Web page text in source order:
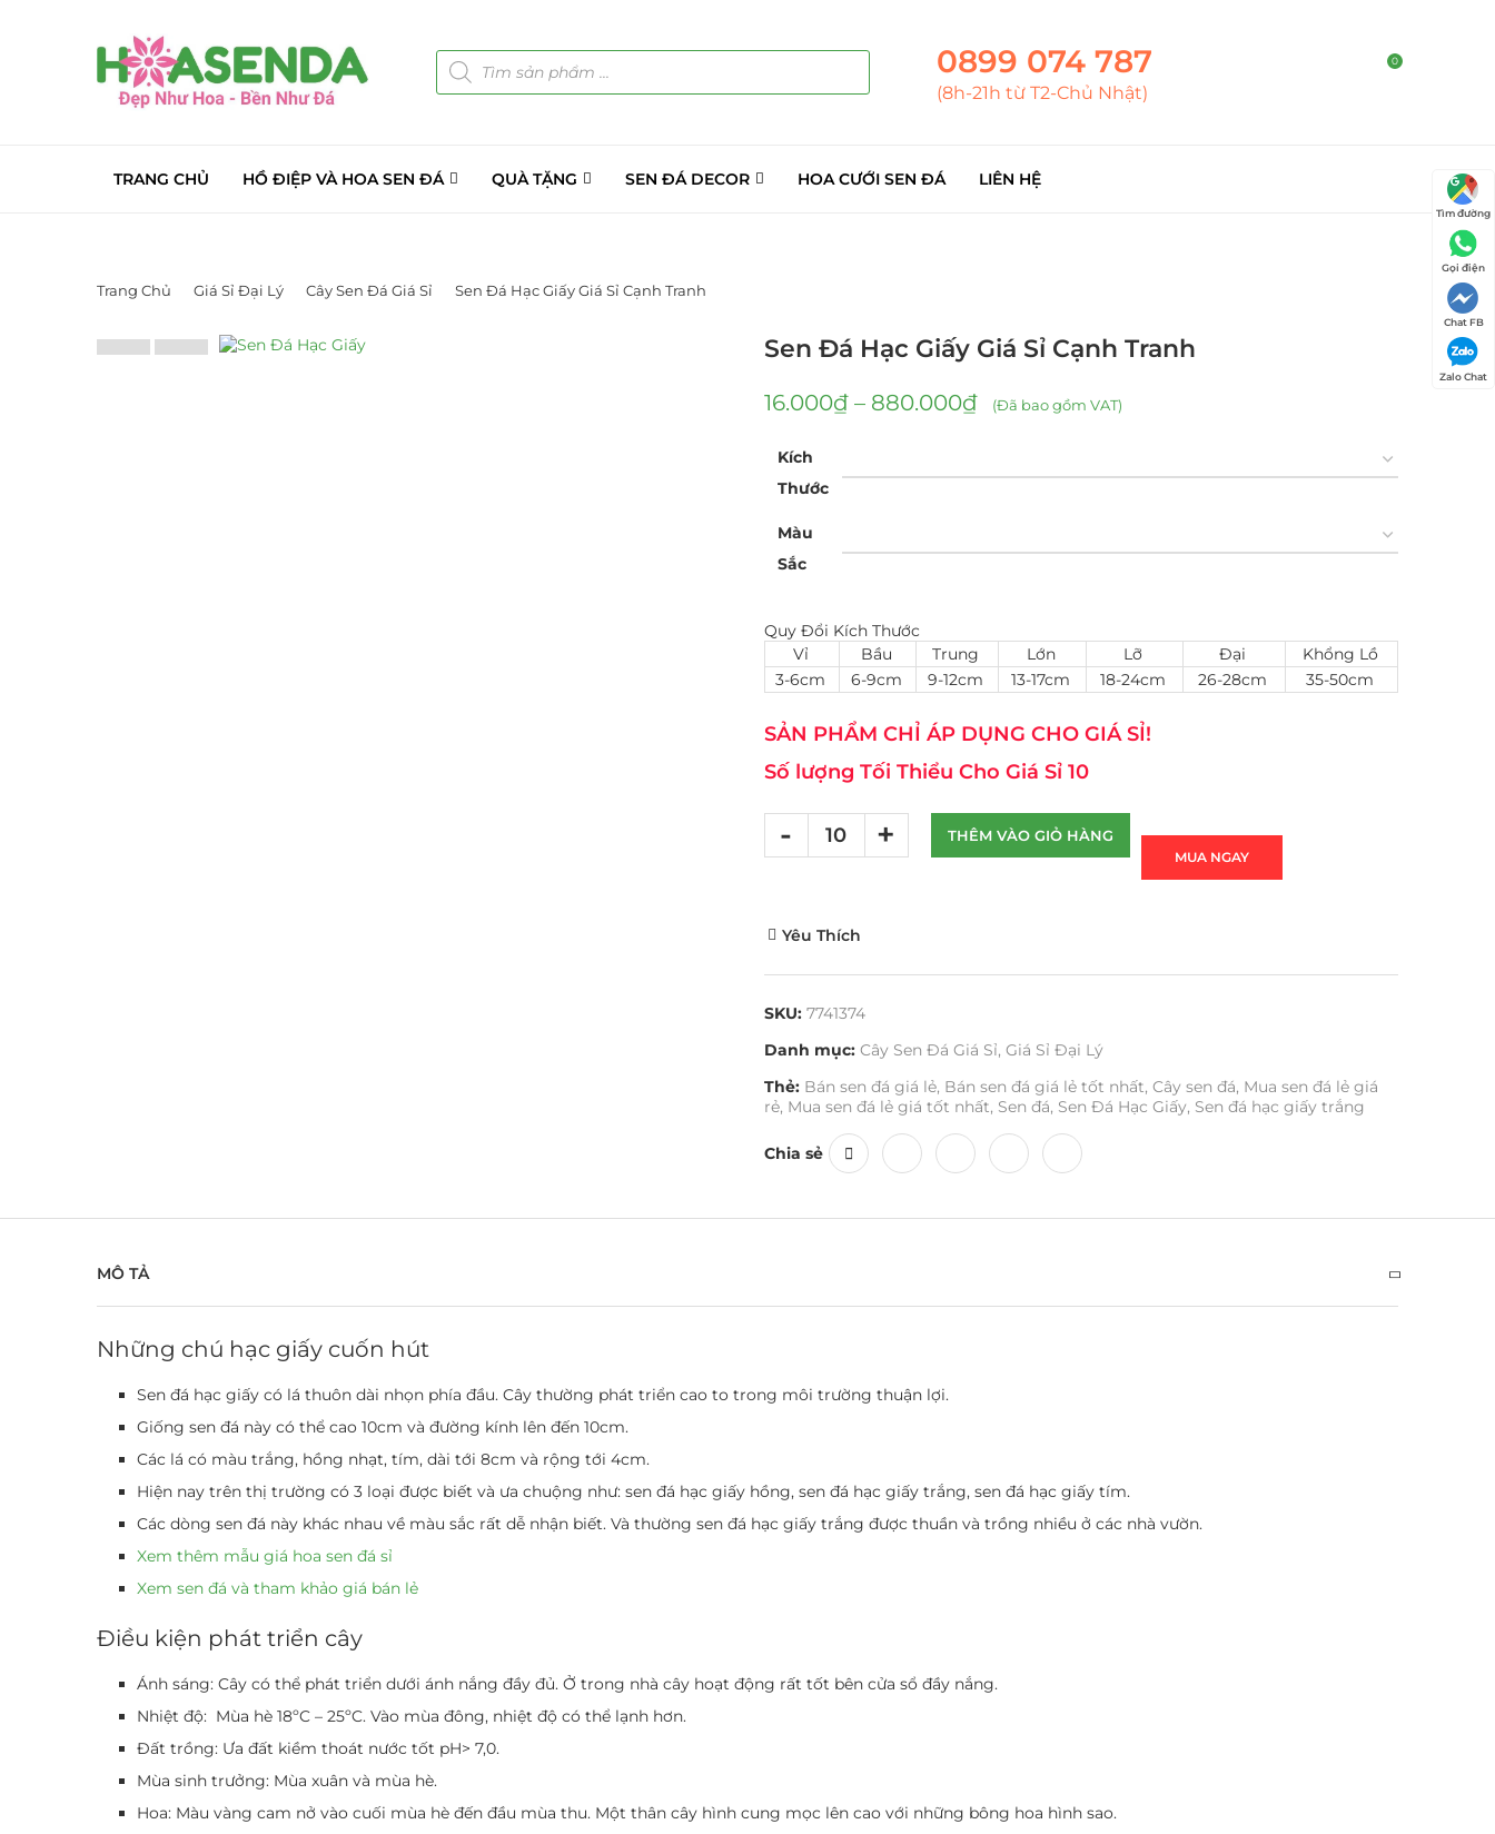
0899 074 787
(8h-21h từ T2-Chủ Nhật)
0
TRANG CHỦ HỒ ĐIỆP VÀ HOA SEN ĐÁ QUÀ TẶNG SEN ĐÁ DECOR HOA CƯỚI SEN ĐÁ LIÊN HỆ
Trang Chủ Giá Sỉ Đại Lý Cây Sen Đá Giá Sỉ Sen Đá Hạc Giấy Giá Sỉ Cạnh Tranh
Sen Đá Hạc Giấy Giá Sỉ Cạnh Tranh
16.000₫ – 880.000₫ (Đã bao gồm VAT)
Kích
Thước
Màu
Sắc
Quy Đổi Kích Thước
Vỉ
Bầu Trung Lớn Lỡ Đại
Khổng Lồ
3-6cm
6-9cm 9-12cm 13-17cm 18-24cm 26-28cm 35-50cm
SẢN PHẨM CHỈ ÁP DỤNG CHO GIÁ SỈ!
Số lượng Tối Thiểu Cho Giá Sỉ 10
THÊM VÀO GIỎ HÀNG
MUA NGAY
Yêu Thích
SKU: 7741374
Danh mục: Cây Sen Đá Giá Sỉ, Giá Sỉ Đại Lý
Thẻ: Bán sen đá giá lẻ, Bán sen đá giá lẻ tốt nhất, Cây sen đá, Mua sen đá lẻ giá
rẻ, Mua sen đá lẻ giá tốt nhất, Sen đá, Sen Đá Hạc Giấy, Sen đá hạc giấy trắng
Chia sẻ
MÔ TẢ
Những chú hạc giấy cuốn hút
Sen đá hạc giấy có lá thuôn dài nhọn phía đầu. Cây thường phát triển cao to trong môi trường thuận lợi.
Giống sen đá này có thể cao 10cm và đường kính lên đến 10cm.
Các lá có màu trắng, hồng nhạt, tím, dài tới 8cm và rộng tới 4cm.
Hiện nay trên thị trường có 3 loại được biết và ưa chuộng như: sen đá hạc giấy hồng, sen đá hạc giấy trắng, sen đá hạc giấy tím.
Các dòng sen đá này khác nhau về màu sắc rất dễ nhận biết. Và thường sen đá hạc giấy trắng được thuần và trồng nhiều ở các nhà vườn.
Xem thêm mẫu giá hoa sen đá sỉ
Xem sen đá và tham khảo giá bán lẻ
Điều kiện phát triển cây
Ánh sáng: Cây có thể phát triển dưới ánh nắng đầy đủ. Ở trong nhà cây hoạt động rất tốt bên cửa sổ đầy nắng.
Nhiệt độ: Mùa hè 18ºC – 25ºC. Vào mùa đông, nhiệt độ có thể lạnh hơn.
Đất trồng: Ưa đất kiềm thoát nước tốt pH> 7,0.
Mùa sinh trưởng: Mùa xuân và mùa hè.
Hoa: Màu vàng cam nở vào cuối mùa hè đến đầu mùa thu. Một thân cây hình cung mọc lên cao với những bông hoa hình sao.
Tìm đường
Gọi điện
Chat FB
Zalo Chat